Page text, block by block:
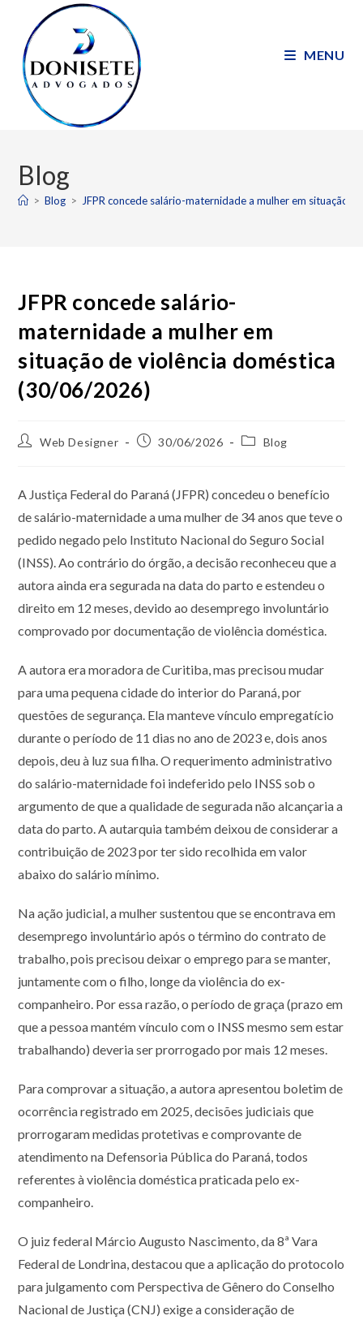
MENU
Blog
> Blog > JFPR concede salário-maternidade a mulher em situação
JFPR concede salário-
maternidade a mulher em
situação de violência doméstica
(30/06/2026)
Web Designer 30/06/2026 Blog
A Justiça Federal do Paraná (JFPR) concedeu o benefício
de salário-maternidade a uma mulher de 34 anos que teve o
pedido negado pelo Instituto Nacional do Seguro Social
(INSS). Ao contrário do órgão, a decisão reconheceu que a
autora ainda era segurada na data do parto e estendeu o
direito em 12 meses, devido ao desemprego involuntário
comprovado por documentação de violência doméstica.
A autora era moradora de Curitiba, mas precisou mudar
para uma pequena cidade do interior do Paraná, por
questões de segurança. Ela manteve vínculo empregatício
durante o período de 11 dias no ano de 2023 e, dois anos
depois, deu à luz sua filha. O requerimento administrativo
do salário-maternidade foi indeferido pelo INSS sob o
argumento de que a qualidade de segurada não alcançaria a
data do parto. A autarquia também deixou de considerar a
contribuição de 2023 por ter sido recolhida em valor
abaixo do salário mínimo.
Na ação judicial, a mulher sustentou que se encontrava em
desemprego involuntário após o término do contrato de
trabalho, pois precisou deixar o emprego para se manter,
juntamente com o filho, longe da violência do ex-
companheiro. Por essa razão, o período de graça (prazo em
que a pessoa mantém vínculo com o INSS mesmo sem estar
trabalhando) deveria ser prorrogado por mais 12 meses.
Para comprovar a situação, a autora apresentou boletim de
ocorrência registrado em 2025, decisões judiciais que
prorrogaram medidas protetivas e comprovante de
atendimento na Defensoria Pública do Paraná, todos
referentes à violência doméstica praticada pelo ex-
companheiro.
O juiz federal Márcio Augusto Nascimento, da 8ª Vara
Federal de Londrina, destacou que a aplicação do protocolo
para julgamento com Perspectiva de Gênero do Conselho
Nacional de Justiça (CNJ) exige a consideração de